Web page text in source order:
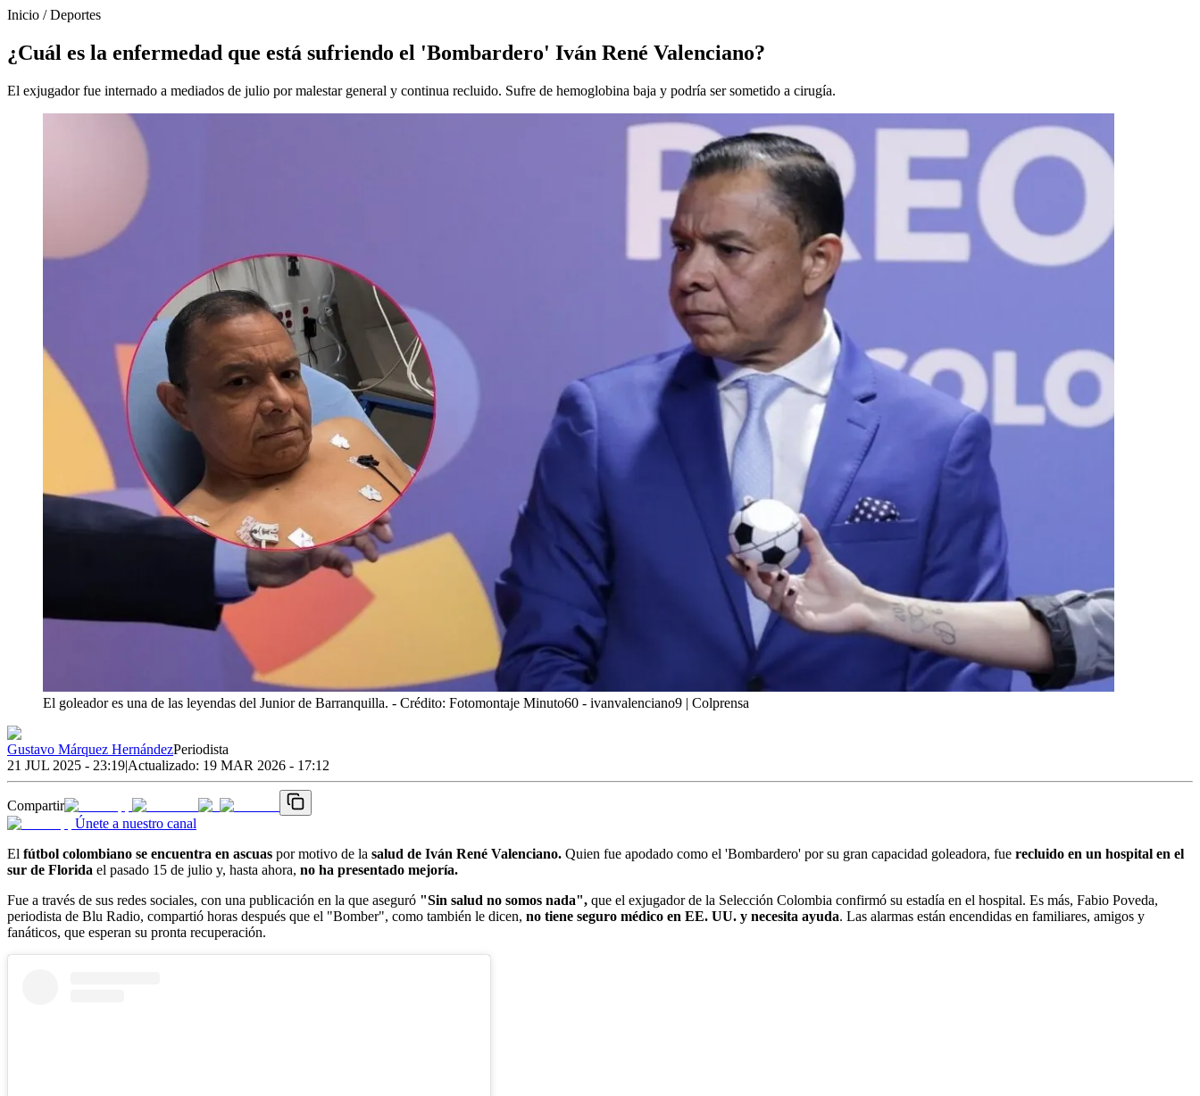
Inicio /Deportes
¿Cuál es la enfermedad que está sufriendo el 'Bombardero' Iván René Valenciano?
El exjugador fue internado a mediados de julio por malestar general y continua recluido. Sufre de hemoglobina baja y podría ser sometido a cirugía.
El goleador es una de las leyendas del Junior de Barranquilla. - Crédito: Fotomontaje Minuto60 - ivanvalenciano9 | Colprensa
Gustavo Márquez HernándezPeriodista
21 JUL 2025 - 23:19|Actualizado: 19 MAR 2026 - 17:12
Compartir
Únete a nuestro canal
El fútbol colombiano se encuentra en ascuas por motivo de la salud de Iván René Valenciano. Quien fue apodado como el 'Bombardero' por su gran capacidad goleadora, fue recluido en un hospital en el
sur de Florida el pasado 15 de julio y, hasta ahora, no ha presentado mejoría.
Fue a través de sus redes sociales, con una publicación en la que aseguró "Sin salud no somos nada", que el exjugador de la Selección Colombia confirmó su estadía en el hospital. Es más, Fabio Poveda,
periodista de Blu Radio, compartió horas después que el "Bomber", como también le dicen, no tiene seguro médico en EE. UU. y necesita ayuda. Las alarmas están encendidas en familiares, amigos y
fanáticos, que esperan su pronta recuperación.